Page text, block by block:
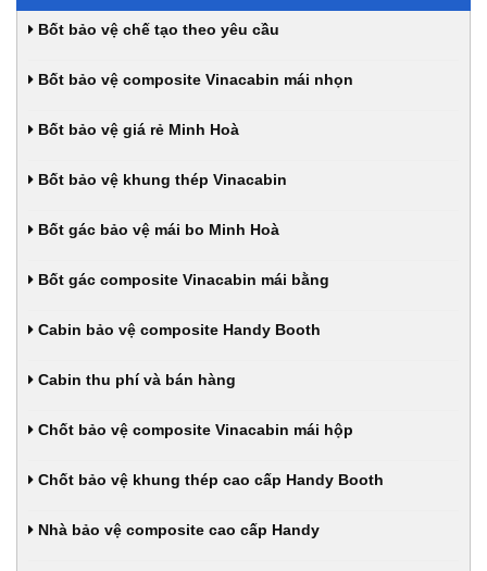
Bốt bảo vệ chế tạo theo yêu cầu
Bốt bảo vệ composite Vinacabin mái nhọn
Bốt bảo vệ giá rẻ Minh Hoà
Bốt bảo vệ khung thép Vinacabin
Bốt gác bảo vệ mái bo Minh Hoà
Bốt gác composite Vinacabin mái bằng
Cabin bảo vệ composite Handy Booth
Cabin thu phí và bán hàng
Chốt bảo vệ composite Vinacabin mái hộp
Chốt bảo vệ khung thép cao cấp Handy Booth
Nhà bảo vệ composite cao cấp Handy